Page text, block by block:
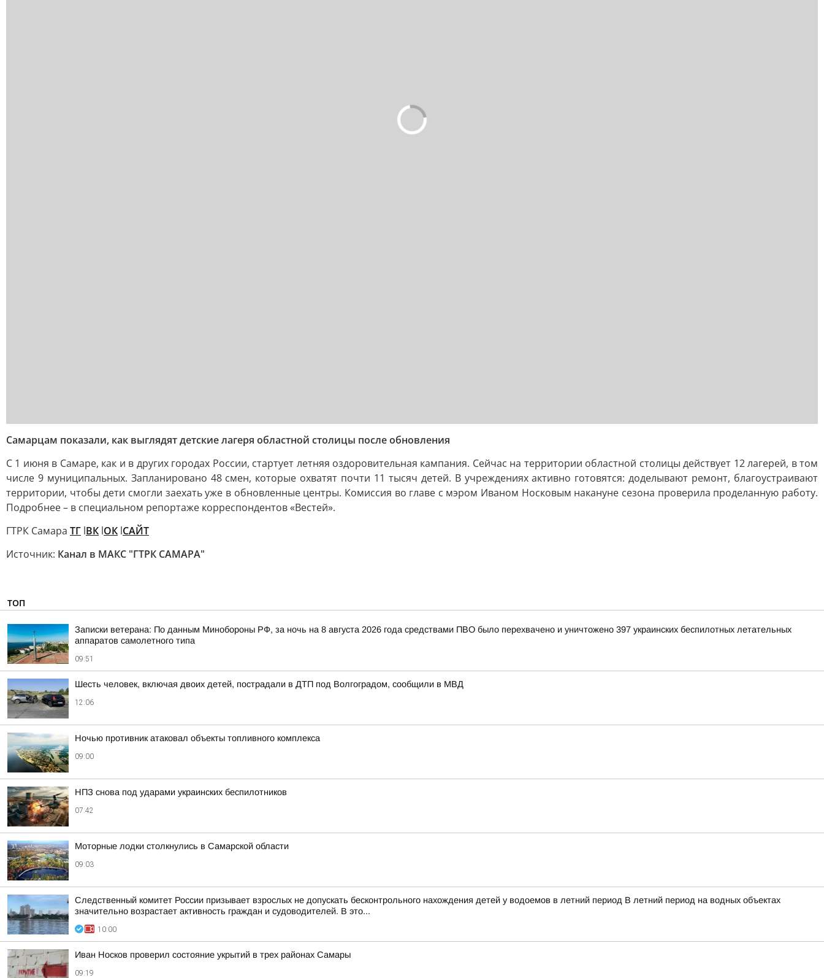
Самарцам показали, как выглядят детские лагеря областной столицы после обновления
С 1 июня в Самаре, как и в других городах России, стартует летняя оздоровительная кампания. Сейчас на территории областной столицы действует 12 лагерей, в том
числе 9 муниципальных. Запланировано 48 смен, которые охватят почти 11 тысяч детей. В учреждениях активно готовятся: доделывают ремонт, благоустраивают
территории, чтобы дети смогли заехать уже в обновленные центры. Комиссия во главе с мэром Иваном Носковым накануне сезона проверила проделанную работу.
Подробнее – в специальном репортаже корреспондентов «Вестей».
ГТРК Самара ТГ lВК lОК lСАЙТ
Источник: Канал в МАКС "ГТРК САМАРА"
ТОП
Записки ветерана: По данным Минобороны РФ, за ночь на 8 августа 2026 года средствами ПВО было перехвачено и уничтожено 397 украинских беспилотных летательных
аппаратов самолетного типа
09:51
Шесть человек, включая двоих детей, пострадали в ДТП под Волгоградом, сообщили в МВД
12:06
Ночью противник атаковал объекты топливного комплекса
09:00
НПЗ снова под ударами украинских беспилотников
07:42
Моторные лодки столкнулись в Самарской области
09:03
Следственный комитет России призывает взрослых не допускать бесконтрольного нахождения детей у водоемов в летний период В летний период на водных объектах
значительно возрастает активность граждан и судоводителей. В это...
10:00
Иван Носков проверил состояние укрытий в трех районах Самары
09:19